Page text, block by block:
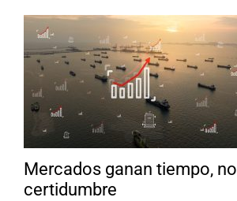
Mercados ganan tiempo, no
certidumbre